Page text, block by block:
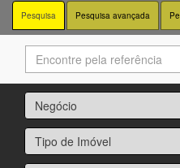
Pesquisa Pesquisa avançada
Negócio
Tipo de Imóvel